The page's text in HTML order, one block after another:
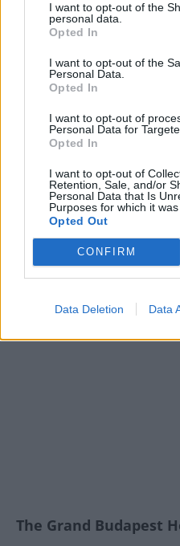
I want to opt-out of the
personal data.
Opted In
I want to opt-out of the
Personal Data.
Opted In
I want to opt-out of
Personal Data for
Opted In
I want to opt-out of
Retention, Sale, and/or
Personal Data that Is
Purposes for which it was
Opted Out
CONFIRM
Data Deletion Data
The Grand Budapest